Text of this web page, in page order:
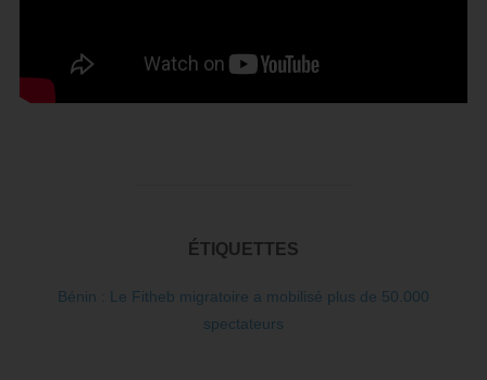
ÉTIQUETTES
Bénin : Le Fitheb migratoire a mobilisé plus de 50.000
spectateurs